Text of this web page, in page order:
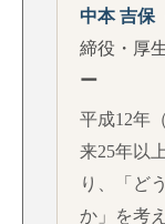
中本 吉保
締役・厚
ー
平成12年
来25年以
り、「ど
か」を考